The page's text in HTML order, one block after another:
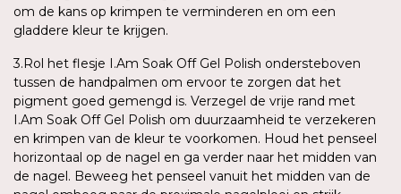
om de kans op krimpen te verminderen en om een
gladdere kleur te krijgen.
3.Rol het flesje I.Am Soak Off Gel Polish ondersteboven
tussen de handpalmen om ervoor te zorgen dat het
pigment goed gemengd is. Verzegel de vrije rand met
I.Am Soak Off Gel Polish om duurzaamheid te verzekeren
en krimpen van de kleur te voorkomen. Houd het penseel
horizontaal op de nagel en ga verder naar het midden van
de nagel. Beweeg het penseel vanuit het midden van de